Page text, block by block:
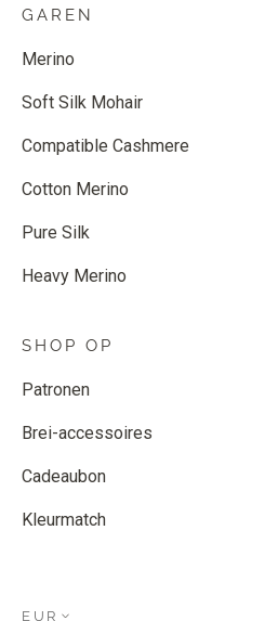
GAREN
Merino
Soft Silk Mohair
Compatible Cashmere
Cotton Merino
Pure Silk
Heavy Merino
SHOP OP
Patronen
Brei-accessoires
Cadeaubon
Kleurmatch
EUR